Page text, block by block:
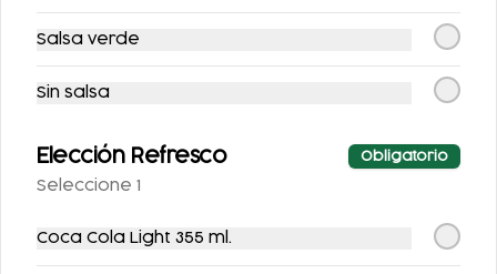
AGUA DE
HORCHATA 500ML
$52.00
Salsa verde
Sin salsa
Elección Refresco Obligatorio
Seleccione 1
Coca Cola Light 355 ml.